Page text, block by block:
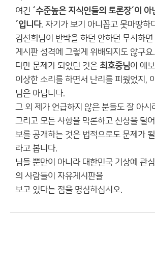
여긴 ´수준높은 지식인들의 토론장´이 아
´입니다. 자기가 보기 아니꼽고 못마땅하
김선희님이 반박을 하던 안하던 무시하
게시판 성격에 그렇게 위배되지도 않구요.
다만 문제가 되었던 것은 최호중님이 예
이상한 소리를 하면서 난리를 피웠었지,
님은 아닙니다.
그 외 제가 언급하지 않은 분들도 잘 아시
그리고 모든 사항을 막론하고 신상을 털
보를 공개하는 것은 법적으로도 문제가
라고 봅니다.
님들 뿐만이 아니라 대한민국 기상에 관
의 사람들이 자유게시판을
보고 있다는 점을 명심하십시오.